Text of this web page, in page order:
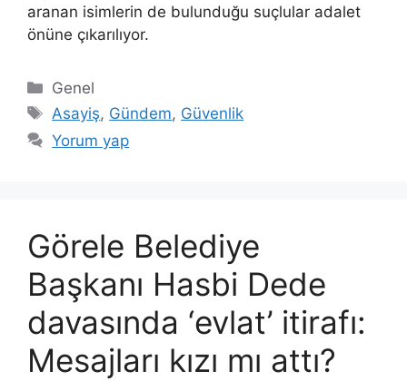
aranan isimlerin de bulunduğu suçlular adalet
önüne çıkarılıyor.
Kategoriler
Genel
Etiketler
Asayiş, Gündem, Güvenlik
Yorum yap
Görele Belediye
Başkanı Hasbi Dede
davasında ‘evlat’ itirafı:
Mesajları kızı mı attı?